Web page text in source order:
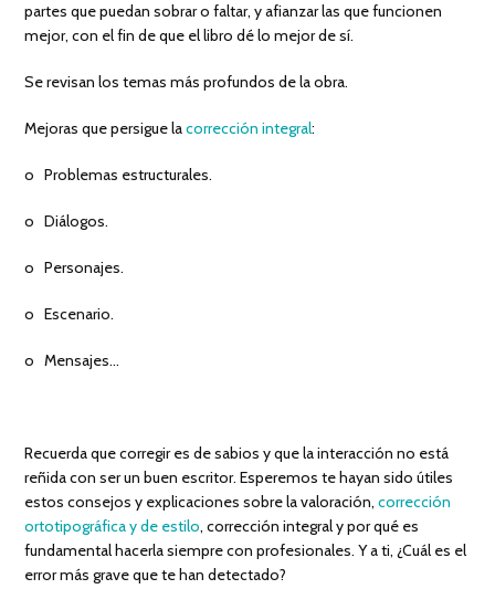
partes que puedan sobrar o faltar, y afianzar las que funcionen
mejor, con el fin de que el libro dé lo mejor de sí.
Se revisan los temas más profundos de la obra.
Mejoras que persigue lacorrección integral:
o Problemas estructurales.
o Diálogos.
o Personajes.
o Escenario.
o Mensajes…
Recuerda que corregir es de sabios y que la interacción no está
reñida con ser un buen escritor. Esperemos te hayan sido útiles
estos consejos y explicaciones sobre la valoración,corrección
ortotipográfica y de estilo, corrección integral y por qué es
fundamental hacerla siempre con profesionales. Y a ti, ¿Cuál es el
error más grave que te han detectado?